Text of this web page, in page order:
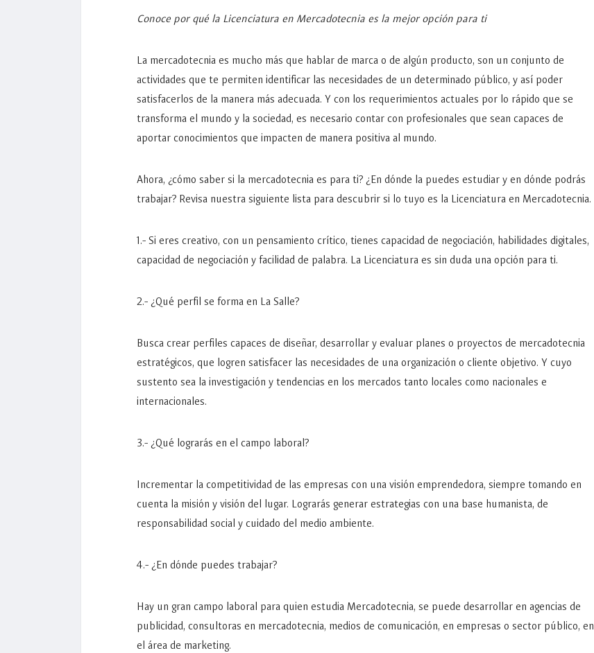
Conoce por qué la Licenciatura en Mercadotecnia es la mejor opción para ti
La mercadotecnia es mucho más que hablar de marca o de algún producto, son un conjunto de
actividades que te permiten identificar las necesidades de un determinado público, y así poder
satisfacerlos de la manera más adecuada. Y con los requerimientos actuales por lo rápido que se
transforma el mundo y la sociedad, es necesario contar con profesionales que sean capaces de
aportar conocimientos que impacten de manera positiva al mundo.
Ahora, ¿cómo saber si la mercadotecnia es para ti? ¿En dónde la puedes estudiar y en dónde podrás
trabajar? Revisa nuestra siguiente lista para descubrir si lo tuyo es la Licenciatura en Mercadotecnia.
1.- Si eres creativo, con un pensamiento crítico, tienes capacidad de negociación, habilidades digitales,
capacidad de negociación y facilidad de palabra. La Licenciatura es sin duda una opción para ti.
2.- ¿Qué perfil se forma en La Salle?
Busca crear perfiles capaces de diseñar, desarrollar y evaluar planes o proyectos de mercadotecnia
estratégicos, que logren satisfacer las necesidades de una organización o cliente objetivo. Y cuyo
sustento sea la investigación y tendencias en los mercados tanto locales como nacionales e
internacionales.
3.- ¿Qué lograrás en el campo laboral?
Incrementar la competitividad de las empresas con una visión emprendedora, siempre tomando en
cuenta la misión y visión del lugar. Lograrás generar estrategias con una base humanista, de
responsabilidad social y cuidado del medio ambiente.
4.- ¿En dónde puedes trabajar?
Hay un gran campo laboral para quien estudia Mercadotecnia, se puede desarrollar en agencias de
publicidad, consultoras en mercadotecnia, medios de comunicación, en empresas o sector público, en
el área de marketing.